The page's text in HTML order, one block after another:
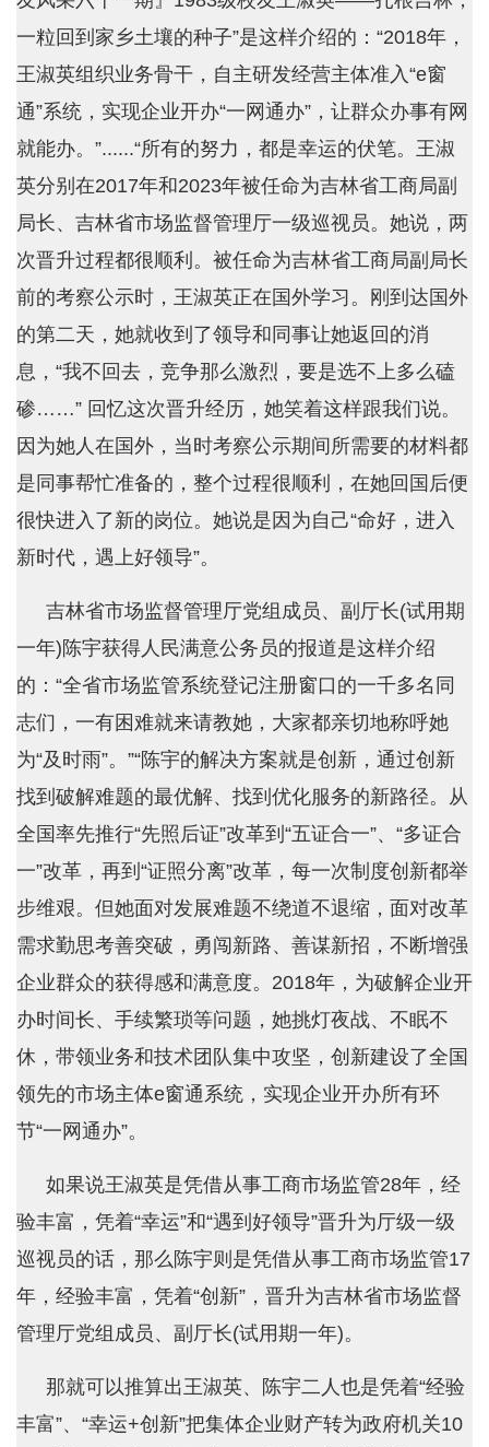
一粒回到家乡土壤的种子”是这样介绍的：“2018年，
王淑英组织业务骨干，自主研发经营主体准入“e窗
通”系统，实现企业开办“一网通办”，让群众办事有网
就能办。”......“所有的努力，都是幸运的伏笔。王淑
英分别在2017年和2023年被任命为吉林省工商局副
局长、吉林省市场监督管理厅一级巡视员。她说，两
次晋升过程都很顺利。被任命为吉林省工商局副局长
前的考察公示时，王淑英正在国外学习。刚到达国外
的第二天，她就收到了领导和同事让她返回的消
息，“我不回去，竞争那么激烈，要是选不上多么磕
碜……” 回忆这次晋升经历，她笑着这样跟我们说。
因为她人在国外，当时考察公示期间所需要的材料都
是同事帮忙准备的，整个过程很顺利，在她回国后便
很快进入了新的岗位。她说是因为自己“命好，进入
新时代，遇上好领导”。
吉林省市场监督管理厅党组成员、副厅长(试用期
一年)陈宇获得人民满意公务员的报道是这样介绍
的：“全省市场监管系统登记注册窗口的一千多名同
志们，一有困难就来请教她，大家都亲切地称呼她
为“及时雨”。”“陈宇的解决方案就是创新，通过创新
找到破解难题的最优解、找到优化服务的新路径。从
全国率先推行“先照后证”改革到“五证合一”、“多证合
一”改革，再到“证照分离”改革，每一次制度创新都举
步维艰。但她面对发展难题不绕道不退缩，面对改革
需求勤思考善突破，勇闯新路、善谋新招，不断增强
企业群众的获得感和满意度。2018年，为破解企业开
办时间长、手续繁琐等问题，她挑灯夜战、不眠不
休，带领业务和技术团队集中攻坚，创新建设了全国
领先的市场主体e窗通系统，实现企业开办所有环
节“一网通办”。
如果说王淑英是凭借从事工商市场监管28年，经
验丰富，凭着“幸运”和“遇到好领导”晋升为厅级一级
巡视员的话，那么陈宇则是凭借从事工商市场监管17
年，经验丰富，凭着“创新”，晋升为吉林省市场监督
管理厅党组成员、副厅长(试用期一年)。
那就可以推算出王淑英、陈宇二人也是凭着“经验
丰富”、“幸运+创新”把集体企业财产转为政府机关10